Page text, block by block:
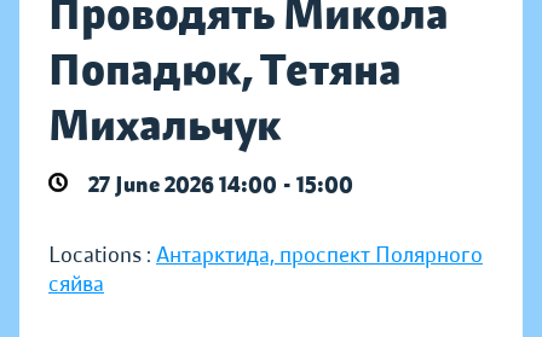
Проводять Микола
Попадюк, Тетяна
Михальчук
27 June 2026 14:00 - 15:00
Locations : Антарктида, проспект Полярного
сяйва